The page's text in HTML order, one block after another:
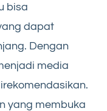
bisa
dapat
Dengan
media
yang membuka